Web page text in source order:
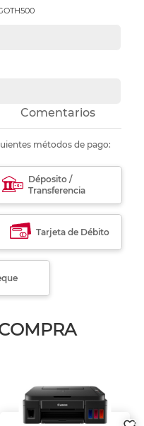
Comentarios
métodos de pago:
Déposito /
Transferencia
Tarjeta de Débito